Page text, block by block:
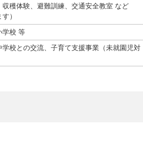
穫体験、避難訓練、交通安全教室 など
）
学校 等
校との交流、子育て支援事業（未就園児対